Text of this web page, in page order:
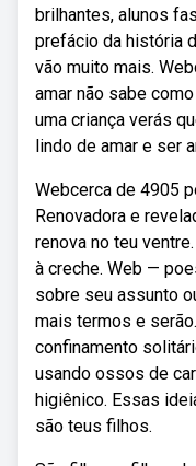
brilhantes, alunos
prefácio da história
vão muito mais.
amar não sabe
uma criança verás
lindo de amar e ser
Webcerca de 4905
Renovadora e
renova no teu
à creche. Web —
sobre seu assunto
mais termos e
confinamento
usando ossos de
higiênico. Essas
são teus filhos.